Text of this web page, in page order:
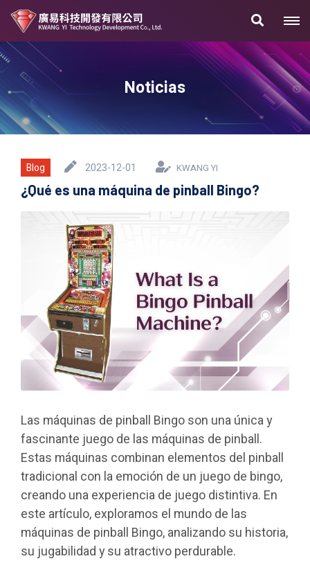
Noticias
Blog 2023-12-01 KWANG YI
¿Qué es una máquina de pinball Bingo?
Las máquinas de pinball Bingo son una única y
fascinante juego de las máquinas de pinball.
Estas máquinas combinan elementos del pinball
tradicional con la emoción de un juego de bingo,
creando una experiencia de juego distintiva. En
este artículo, exploramos el mundo de las
máquinas de pinball Bingo, analizando su historia,
su jugabilidad y su atractivo perdurable.